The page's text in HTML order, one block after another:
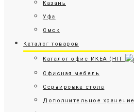
Казань
Уфа
Омск
Каталог товаров
Каталог офис ИКЕА (HIT
Офисная мебель
Сервировка стола
Дополнительное хранение